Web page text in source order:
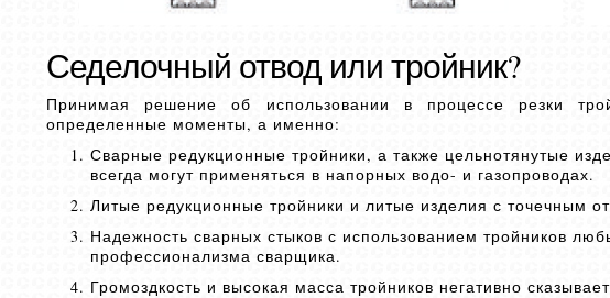
Седелочный отвод или тройник?
Принимая решение об использовании в процессе резки
определенные моменты, а именно:
Сварные редукционные тройники, а также цельнотянутые
всегда могут применяться в напорных водо- и газопроводах.
Литые редукционные тройники и литые изделия с точечным
Надежность сварных стыков с использованием тройников
профессионализма сварщика.
Громоздкость и высокая масса тройников негативно